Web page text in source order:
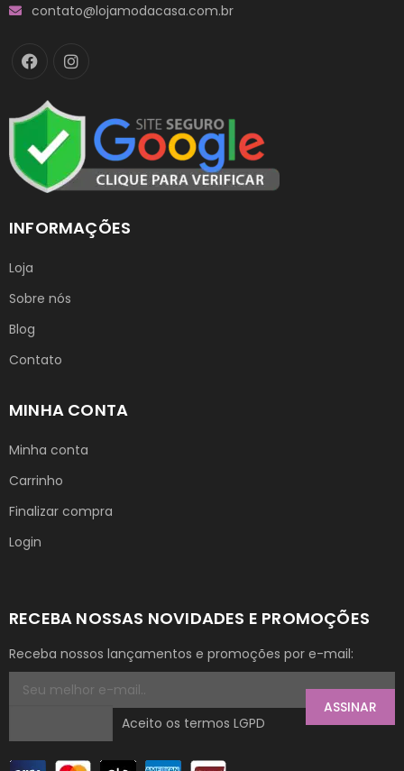
contato@lojamodacasa.com.br
INFORMAÇÕES
Loja
Sobre nós
Blog
Contato
MINHA CONTA
Minha conta
Carrinho
Finalizar compra
Login
RECEBA NOSSAS NOVIDADES E PROMOÇÕES
Receba nossos lançamentos e promoções por e-mail:
ASSINAR
Aceito os termos LGPD